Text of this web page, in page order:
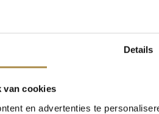
Details
van cookies
en advertenties te